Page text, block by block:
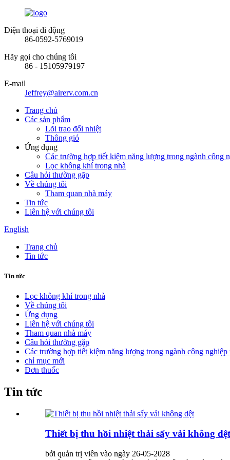
Điện thoại di động
86-0592-5769019
Hãy gọi cho chúng tôi
86 - 15105979197
E-mail
Jeffrey@airerv.com.cn
Trang chủ
Các sản phẩm
Lõi trao đổi nhiệt
Thông gió
Ứng dụng
Các trường hợp tiết kiệm năng lượng trong ngành công
Lọc không khí trong nhà
Câu hỏi thường gặp
Về chúng tôi
Tham quan nhà máy
Tin tức
Liên hệ với chúng tôi
English
Trang chủ
Tin tức
Tin tức
Lọc không khí trong nhà
Về chúng tôi
Ứng dụng
Liên hệ với chúng tôi
Tham quan nhà máy
Câu hỏi thường gặp
Các trường hợp tiết kiệm năng lượng trong ngành công nghiệp
chỉ mục mới
Đơn thuốc
Tin tức
Thiết bị thu hồi nhiệt thải sấy vải không dệt
bởi quản trị viên vào ngày 26-05-2028